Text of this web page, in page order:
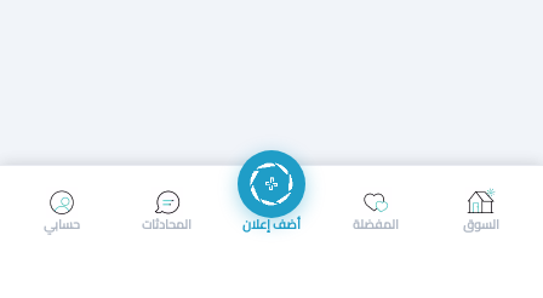
إرسال رسالة إجراء مكالمة
حسابي المحادثات أضف إعلان المفضلة السوق